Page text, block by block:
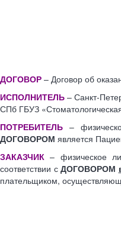
ДОГОВОР – Договор об
ИСПОЛНИТЕЛЬ – Санкт-
СПб ГБУЗ
ПОТРЕБИТЕЛЬ –
ДОГОВОРОМ является
ЗАКАЗЧИК – физическое
соответствии с ДОГОВОРОМ
плательщиком,